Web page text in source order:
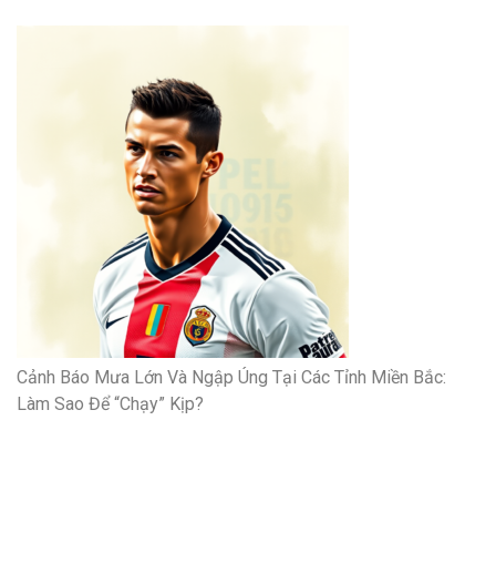
Cảnh Báo Mưa Lớn Và Ngập Úng Tại Các Tỉnh Miền Bắc:
Làm Sao Để “Chạy” Kịp?